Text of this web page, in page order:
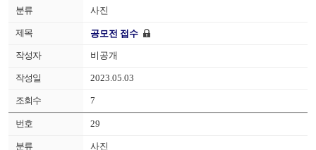
사진
공모전 접수
비공개
2023.05.03
7
29
사진